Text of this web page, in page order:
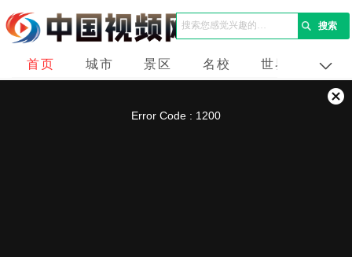
首页 城市 景区 名校 世界 企业
Error Code : 1200
关